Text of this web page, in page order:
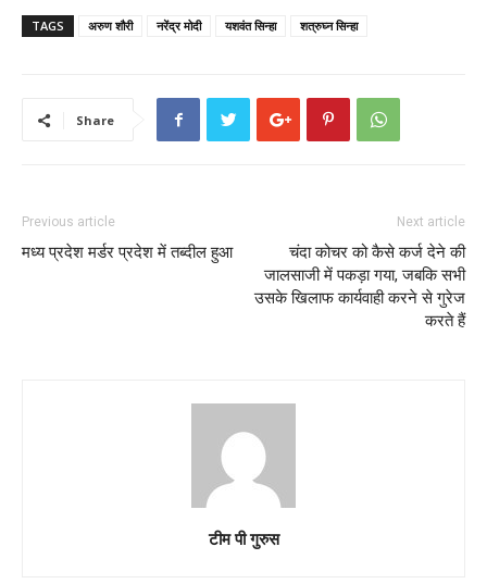
TAGS अरुण शौरी नरेंद्र मोदी यशवंत सिन्हा शत्रुघ्न सिन्हा
Share
Previous article
मध्य प्रदेश मर्डर प्रदेश में तब्दील हुआ
Next article
चंदा कोचर को कैसे कर्ज देने की
जालसाजी में पकड़ा गया, जबकि सभी
उसके खिलाफ कार्यवाही करने से गुरेज
करते हैं
टीम पी गुरुस